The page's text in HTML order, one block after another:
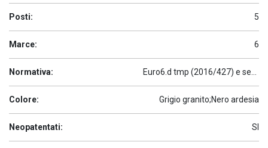
Posti: 5
Marce: 6
Normativa:
Colore: Grigio granito;Nero ardesia
Neopatentati: SI